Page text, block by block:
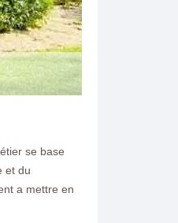
se base
et du
a mettre en